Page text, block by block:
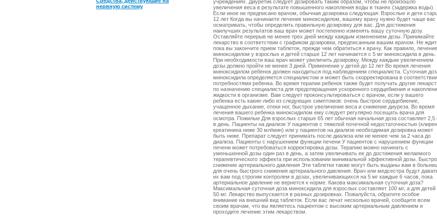
нервную систему
учреждениях. Диуретик следует дозировать таким образом, чтобы не произошло
увеличения веса в результате повышенного накопления воды в тканях (задержка воды).
Если иное не предписано врачом, обычная дозировка следующая: Взрослые и дети
12 лет Когда вы начинаете лечение миноксидилом, вашему врачу нужно будет чаще вас
осматривать, чтобы определить правильную дозировку для вас. Для достижения
наилучших результатов ваш врач может постепенно изменять вашу суточную дозу.
Оставляйте перерыв не менее трех дней между каждым изменением дозы. Принимайте
лекарство в соответствии с графиком дозировки, предписанным вашим врачом. Не
пока вы закончите прием таблеток, прежде чем обратиться к врачу. Как правило, лечение
миноксидилом у взрослых и детей старше 12 лет начинается с 5 мг миноксидила в день.
При необходимости ваш врач может увеличить дозировку. Между каждым увеличением
дозы должно пройти не менее 3 дней. Применение у детей до 12 лет Во время лечения
миноксидилом ребенок должен находиться под наблюдением специалиста. Суточная
миноксидила определяется специалистом и может быть скорректирована в
потребностями ребенка. Во время терапии ребенок также будет получать другие
по назначению специалиста для предотвращения ускоренного сердцебиения и
жидкости в организме. Вам следует проконсультироваться с врачом, если у вашего
ребенка есть какие-либо из следующих симптомов: очень быстрое сердцебиение,
учащенное дыхание, отеки ног, быстрое увеличение веса и снижение диуреза. Во время
лечения вашего ребенка миноксидилом ему следует регулярно посещать врача для
осмотра. Пожилые Для взрослых старше 65 лет обычная начальная доза составляет 2,5
в день. Пациенты на диализе У пациентов с тяжелой почечной недостаточностью
креатинина ниже 30 мл/мин) или у пациентов на диализе необходимая дозировка может
быть ниже. Препарат следует принимать после диализа или не менее чем за 2 часа до
диализа. Пациенты с нарушением функции печени У пациентов с нарушением функции
печени может потребоваться корректировка дозы. Терапию можно начинать с
уменьшенной дозы один раз в день, а затем увеличивать ее до достижения желаемого
терапевтического эффекта при использовании минимальной эффективной дозы.
снижение артериального давления Эти таблетки также могут быть выданы вам в
для очень быстрого снижения артериального давления. Врач или медсестра будут
их вам под строгим контролем в дозах, увеличивающихся на 5 мг каждые 6 часов, пока
артериальное давление не вернется к норме. Какова максимальная суточная доза?
Максимальная суточная доза миноксидила для взрослых составляет 100 мг, а для
50 мг. Лекарство выпускается в разных дозировках. Пожалуйста, обратите особое
внимание на внешний вид таблеток. Если вас лечат несколько врачей, сообщите всем
своим врачам, что вы являетесь пациентом с высоким артериальным давлением и
проходите лечение этим лекарством.